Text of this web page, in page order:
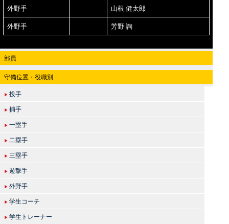
外野手 山根 健太郎
外野手 芳野 詢
部員
守備位置・役職別
▶ 投手
▶ 捕手
▶ 一塁手
▶ 二塁手
▶ 三塁手
▶ 遊撃手
▶ 外野手
▶ 学生コーチ
▶ 学生トレーナー